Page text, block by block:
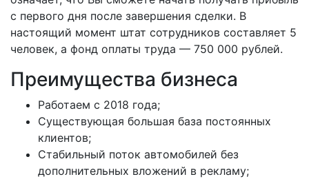
с первого дня после завершения сделки. В
настоящий момент штат сотрудников составляет 5
человек, а фонд оплаты труда — 750 000 рублей.
Преимущества бизнеса
Работаем с 2018 года;
Существующая большая база постоянных
клиентов;
Стабильный поток автомобилей без
дополнительных вложений в рекламу;